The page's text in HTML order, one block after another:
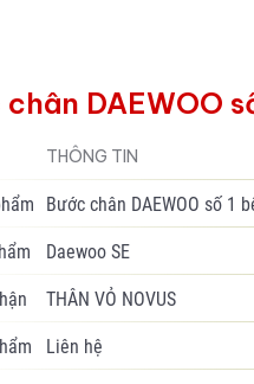
chân DAEWOO
THÔNG TIN
Bước chân DAEWOO số 1
Daewoo SE
THÂN VỎ NOVUS
Liên hệ